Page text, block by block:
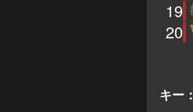
キー：
19
20